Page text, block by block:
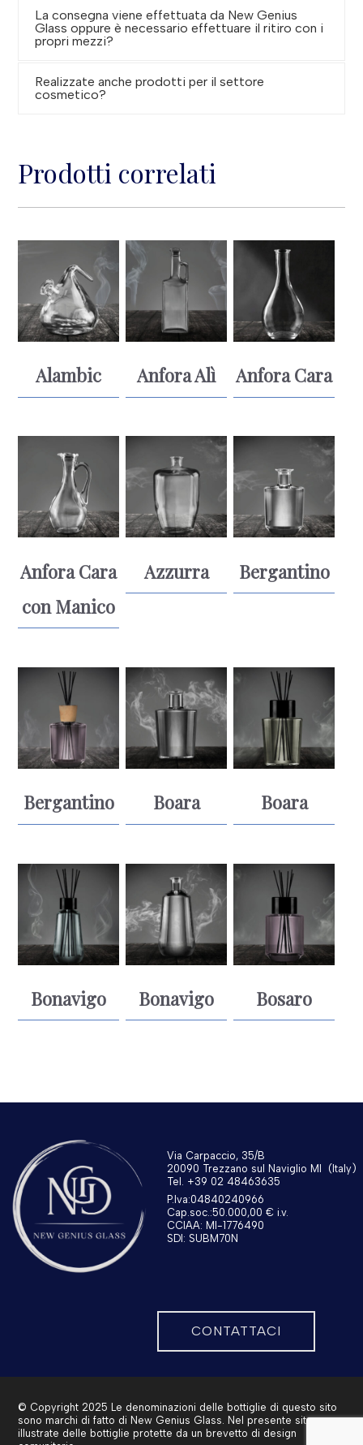
La consegna viene effettuata da New Genius
Glass oppure è necessario effettuare il ritiro con i
propri mezzi?
Realizzate anche prodotti per il settore
cosmetico?
Prodotti correlati
Alambic Anfora Alì Anfora Cara
Anfora Cara
con Manico
Azzurra Bergantino
Bergantino Boara Boara
Bonavigo Bonavigo Bosaro
Via Carpaccio, 35/B
20090 Trezzano sul Naviglio MI
(Italy)
Tel. +39 02 48463635
P.Iva:04840240966
Cap.soc.:50.000,00 € i.v.
CCIAA: MI-1776490
SDI: SUBM70N
CONTATTACI
© Copyright 2025 Le denominazioni delle bottiglie di questo sito
sono marchi di fatto di New Genius Glass. Nel presente sito sono
illustrate delle bottiglie protette da un brevetto di design